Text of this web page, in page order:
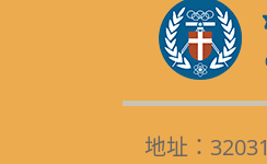
地址：